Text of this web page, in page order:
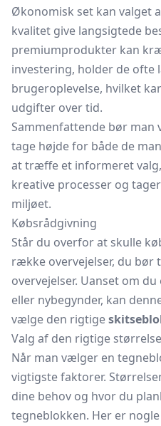
Økonomisk set kan valget
kvalitet give langsigtede
premiumprodukter kan
investering, holder de
brugeroplevelse, hvilket
udgifter over tid.
Sammenfattende bør man
tage højde for både de
at træffe et informeret
kreative processer og
miljøet.
Købsrådgivning
Står du overfor at skulle
række overvejelser, du bør
overvejelser. Uanset om
eller nybegynder, kan
vælge den rigtige
Valg af den rigtige størrelse
Når man vælger en
vigtigste faktorer.
dine behov og hvor du
tegneblokken. Her er